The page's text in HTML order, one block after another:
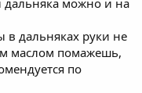
в дальняках руки не
маслом помажешь,
по